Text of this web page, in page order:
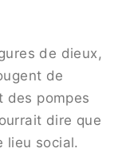
de dieux,
de
des pompes
dire que
lieu social.